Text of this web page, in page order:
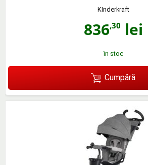
KInderkraft
836,30 lei
în stoc
Cumpără